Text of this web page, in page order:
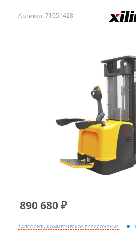
Артикул: 71051428
890 680₽
ЗАПРОСИТЬ КОММЕРЧЕСКОЕ ПРЕДЛОЖЕНИЕ